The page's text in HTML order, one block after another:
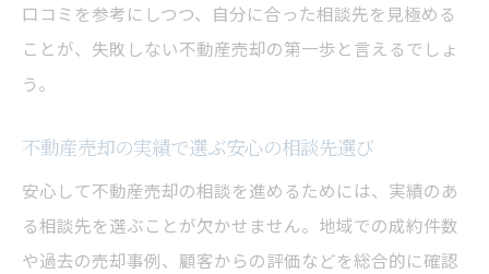
口コミを参考にしつつ、自分に合った相談先を見極める
ことが、失敗しない不動産売却の第一歩と言えるでしょ
う。
不動産売却の実績で選ぶ安心の相談先選び
安心して不動産売却の相談を進めるためには、実績のあ
る相談先を選ぶことが欠かせません。地域での成約件数
や過去の売却事例、顧客からの評価などを総合的に確認